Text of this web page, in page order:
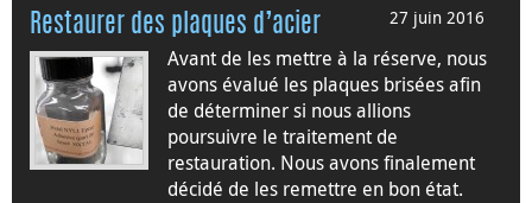
27 juin 2016
Restaurer des plaques d’acier
Avant de les mettre à la réserve, nous
avons évalué les plaques brisées afin
de déterminer si nous allions
poursuivre le traitement de
restauration. Nous avons finalement
décidé de les remettre en bon état.